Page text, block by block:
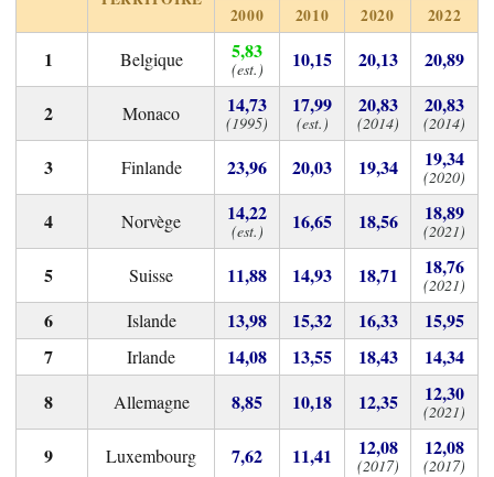
2000
2010 2020 2022
Belgique 5,83
(est.) 10,15 20,13 20,89
Monaco 14,73
(1995)
17,99
(est.)
20,83
(2014)
20,83
(2014)
Finlande 23,96 20,03 19,34 19,34
(2020)
Norvège 14,22
(est.) 16,65 18,56 18,89
(2021)
Suisse 11,88 14,93 18,71 18,76
(2021)
Islande 13,98 15,32 16,33 15,95
Irlande 14,08 13,55 18,43 14,34
Allemagne 8,85 10,18 12,35 12,30
(2021)
Luxembourg 7,62 11,41 12,08
(2017)
12,08
(2017)